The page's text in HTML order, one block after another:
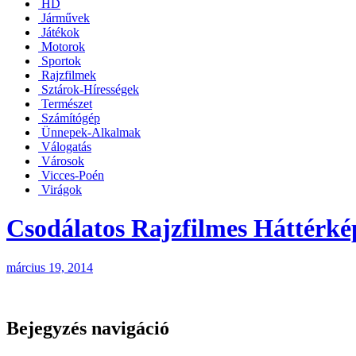
HD
Járművek
Játékok
Motorok
Sportok
Rajzfilmek
Sztárok-Hírességek
Természet
Számítógép
Ünnepek-Alkalmak
Válogatás
Városok
Vicces-Poén
Virágok
Csodálatos Rajzfilmes
március 19, 2014
Bejegyzés navigáció